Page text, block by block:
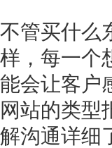
不管买什么
样，每一个
能会让客户
网站的类型
解沟通详细